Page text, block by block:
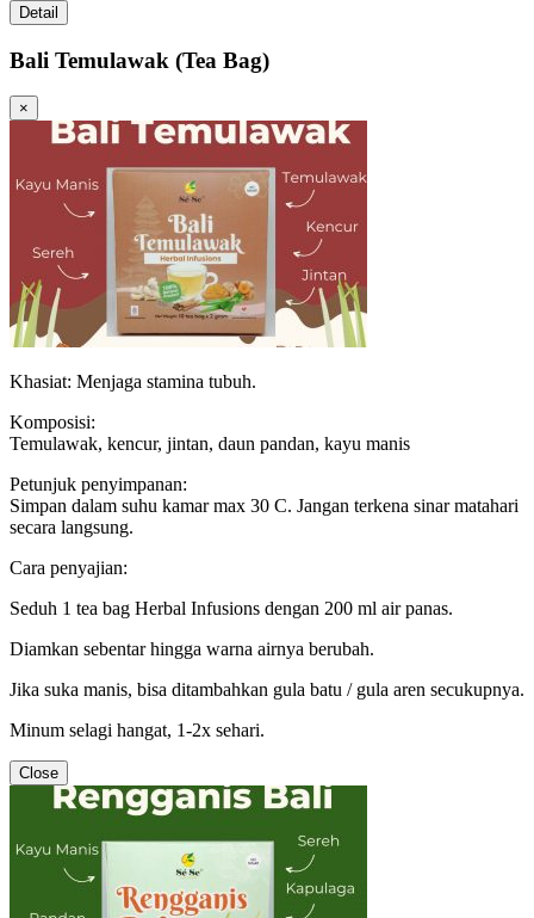
Detail
Bali Temulawak (Tea Bag)
×
Khasiat: Menjaga stamina tubuh.
Komposisi:
Temulawak, kencur, jintan, daun pandan, kayu manis
Petunjuk penyimpanan:
Simpan dalam suhu kamar max 30 C. Jangan terkena sinar matahari
secara langsung.
Cara penyajian:
Seduh 1 tea bag Herbal Infusions dengan 200 ml air panas.
Diamkan sebentar hingga warna airnya berubah.
Jika suka manis, bisa ditambahkan gula batu / gula aren secukupnya.
Minum selagi hangat, 1-2x sehari.
Close